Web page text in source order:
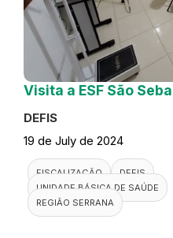
Visita a ESF São
DEFIS
19 de July de 2024
FISCALIZAÇÃO
DEFIS
UNIDADE BÁSICA DE SAÚDE
REGIÃO SERRANA